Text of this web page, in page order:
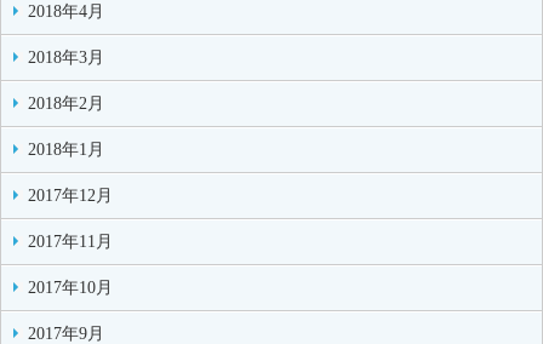
2018年4月
2018年3月
2018年2月
2018年1月
2017年12月
2017年11月
2017年10月
2017年9月